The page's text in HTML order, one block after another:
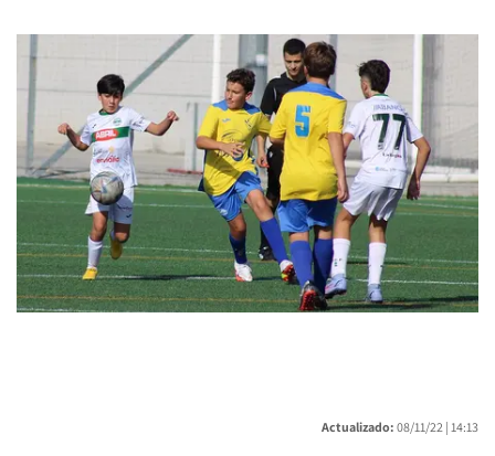
Actualizado: 08/11/22 | 14:13